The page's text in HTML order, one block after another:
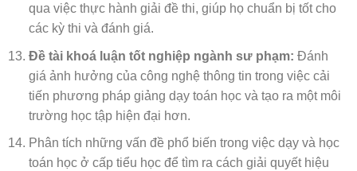
qua việc thực hành giải đề thi, giúp họ chuẩn bị tốt cho
các kỳ thi và đánh giá.
Đề tài khoá luận tốt nghiệp ngành sư phạm: Đánh
giá ảnh hưởng của công nghệ thông tin trong việc cải
tiến phương pháp giảng dạy toán học và tạo ra một môi
trường học tập hiện đại hơn.
Phân tích những vấn đề phổ biến trong việc dạy và học
toán học ở cấp tiểu học để tìm ra cách giải quyết hiệu